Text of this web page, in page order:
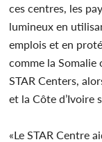
ces centres, les
lumineux en
emplois et en
comme la Somalie
STAR Centers,
et la Côte d’Ivoire
«Le STAR Centre